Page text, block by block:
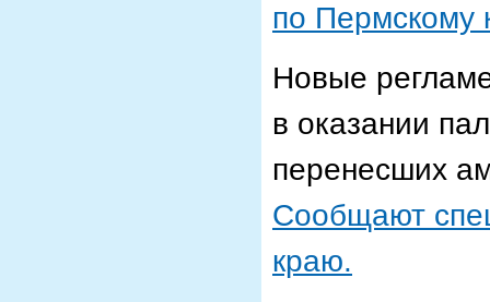
по Пермскому
Новые
в оказании
перенесших
Сообщают
краю.